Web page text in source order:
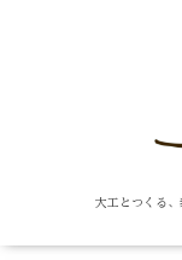
大工とつくる